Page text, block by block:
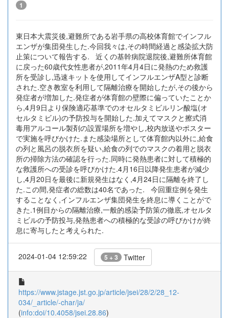
1
東日本大震災後,避難所である岩手県の高校体育館でインフル
エンザが集団発生した.今回我々は,その時間経過と感染拡大防
止策について報告する. 近くの基幹病院退院後,避難所体育館
に戻った60歳代女性患者が,2011年4月4日に発熱のため救護
所を受診し,迅速キットを使用してインフルエンザA型と診断
された.空き教室を利用して隔離治療を開始したが,その後から
発症者が増加した.発症者が体育館の壁際に偏っていたことか
ら,4月9日より保険適応基準でのオセルタミビルリン酸塩(オ
セルタミビル)の予防投与を開始した.加えてマスクと擦式消
毒用アルコール製剤の設置場所を増やし,校内放送やポスター
で実施を呼びかけた.また感染場所として体育館内以外に,給食
の列と風呂の脱衣所を疑い,給食の列でのマスクの着用と脱衣
所の掃除方法の確認を行った.同時に発熱患者に対して積極的
な救護所への受診を呼びかけた.4月16日以降発生患者が減少
し,4月20日を最後に新規発生はなく,4月24日に隔離を終了し
た.この間,発症者の総数は40名であった. 今回重症例を発生
することなく,インフルエンザ集団発生を終息に導くことがで
きた.1例目からの隔離治療,一般的感染予防策の徹底,オセルタ
ミビルの予防投与,発熱患者への積極的な受診の呼びかけが終
息に寄与したと考えられた.
2024-01-04 12:59:22 5 + 3 Twitter
https://www.jstage.jst.go.jp/article/jsei/28/2/28_12-
034/_article/-char/ja/
(info:doi/10.4058/jsei.28.86)